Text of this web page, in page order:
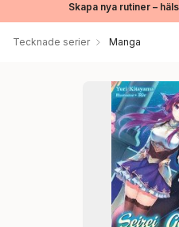
Skapa nya rutiner –
Tecknade serier Manga